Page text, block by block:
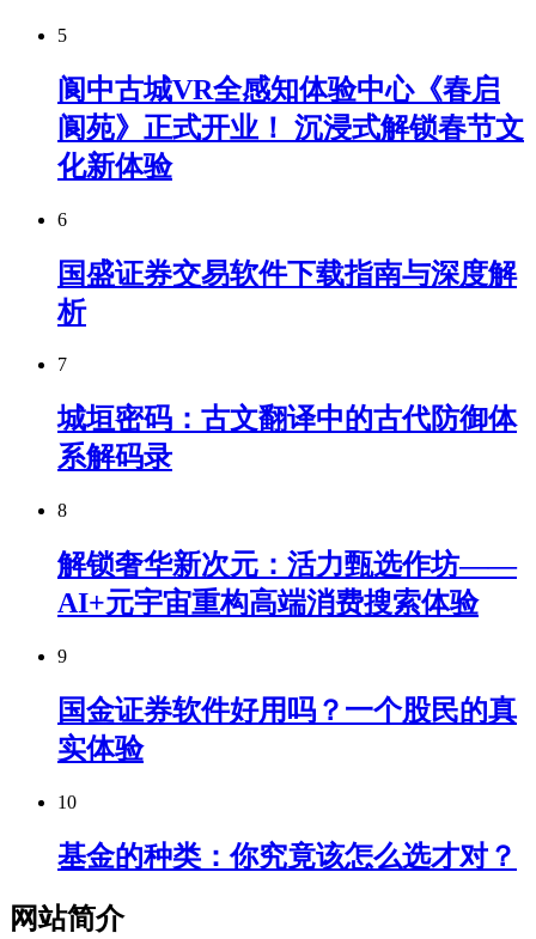
5
阆中古城VR全感知体验中心《春启
阆苑》正式开业！ 沉浸式解锁春节文
化新体验
6
国盛证券交易软件下载指南与深度解
析
7
城垣密码：古文翻译中的古代防御体
系解码录
8
解锁奢华新次元：活力甄选作坊——
AI+元宇宙重构高端消费搜索体验
9
国金证券软件好用吗？一个股民的真
实体验
10
基金的种类：你究竟该怎么选才对？
网站简介